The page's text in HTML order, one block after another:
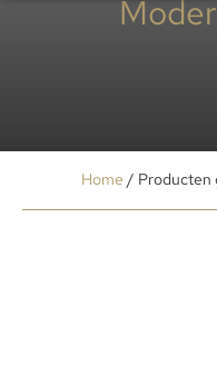
Home / Producten